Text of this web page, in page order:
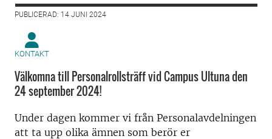
PUBLICERAD: 14 JUNI 2024
KONTAKT
Välkomna till Personalrollsträff vid Campus Ultuna den
24 september 2024!
Under dagen kommer vi från Personalavdelningen
att ta upp olika ämnen som berör er